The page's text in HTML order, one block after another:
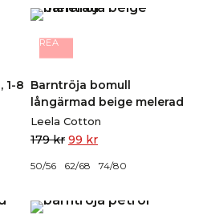
1-8
REA
Barntröja bomull
långärmad beige melerad
Leela Cotton
179kr 99 kr
50/56 62/68 74/80